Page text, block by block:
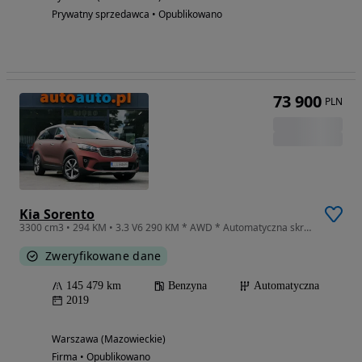
Prywatny sprzedawca • Opublikowano
Kia Sorento
3300 cm3 • 294 KM • 3.3 V6 290 KM * AWD * Automatyczna skrzynia biegów * 7 Miejsc
Zweryfikowane dane
145 479 km Benzyna
Automatyczna
2019
Warszawa (Mazowieckie)
Firma • Opublikowano
73 900 PLN